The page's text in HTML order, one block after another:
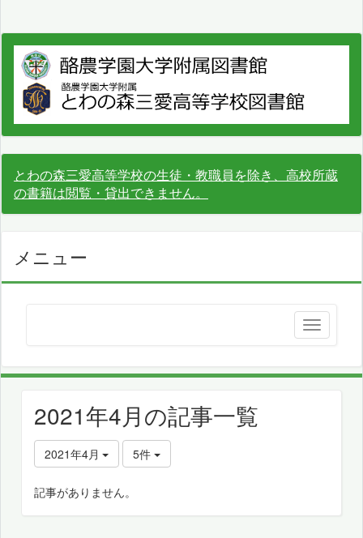
とわの森三愛高等学校の生徒・教職員を除き、高校所蔵
の書籍は閲覧・貸出できません。
メニュー
2021年4月の記事一覧
2021年4月 5件
記事がありません。